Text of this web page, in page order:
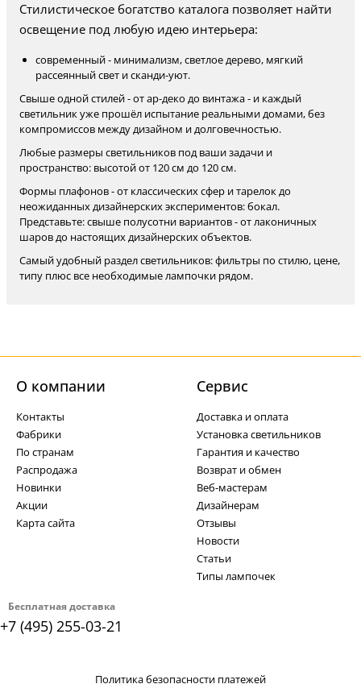
Стилистическое богатство каталога позволяет найти
освещение под любую идею интерьера:
современный - минимализм, светлое дерево, мягкий
рассеянный свет и сканди-уют.
Свыше одной стилей - от ар-деко до винтажа - и каждый
светильник уже прошёл испытание реальными домами, без
компромиссов между дизайном и долговечностью.
Любые размеры светильников под ваши задачи и
пространство: высотой от 120 см до 120 см.
Формы плафонов - от классических сфер и тарелок до
неожиданных дизайнерских экспериментов: бокал.
Представьте: свыше полусотни вариантов - от лаконичных
шаров до настоящих дизайнерских объектов.
Самый удобный раздел светильников: фильтры по стилю, цене,
типу плюс все необходимые лампочки рядом.
Бесплатная доставка
+7 (495) 255-03-21
О компании
Контакты
Фабрики
По странам
Распродажа
Новинки
Акции
Карта сайта
Cервис
Доставка и оплата
Установка светильников
Гарантия и качество
Возврат и обмен
Веб-мастерам
Дизайнерам
Отзывы
Новости
Статьи
Типы лампочек
Политика безопасности платежей